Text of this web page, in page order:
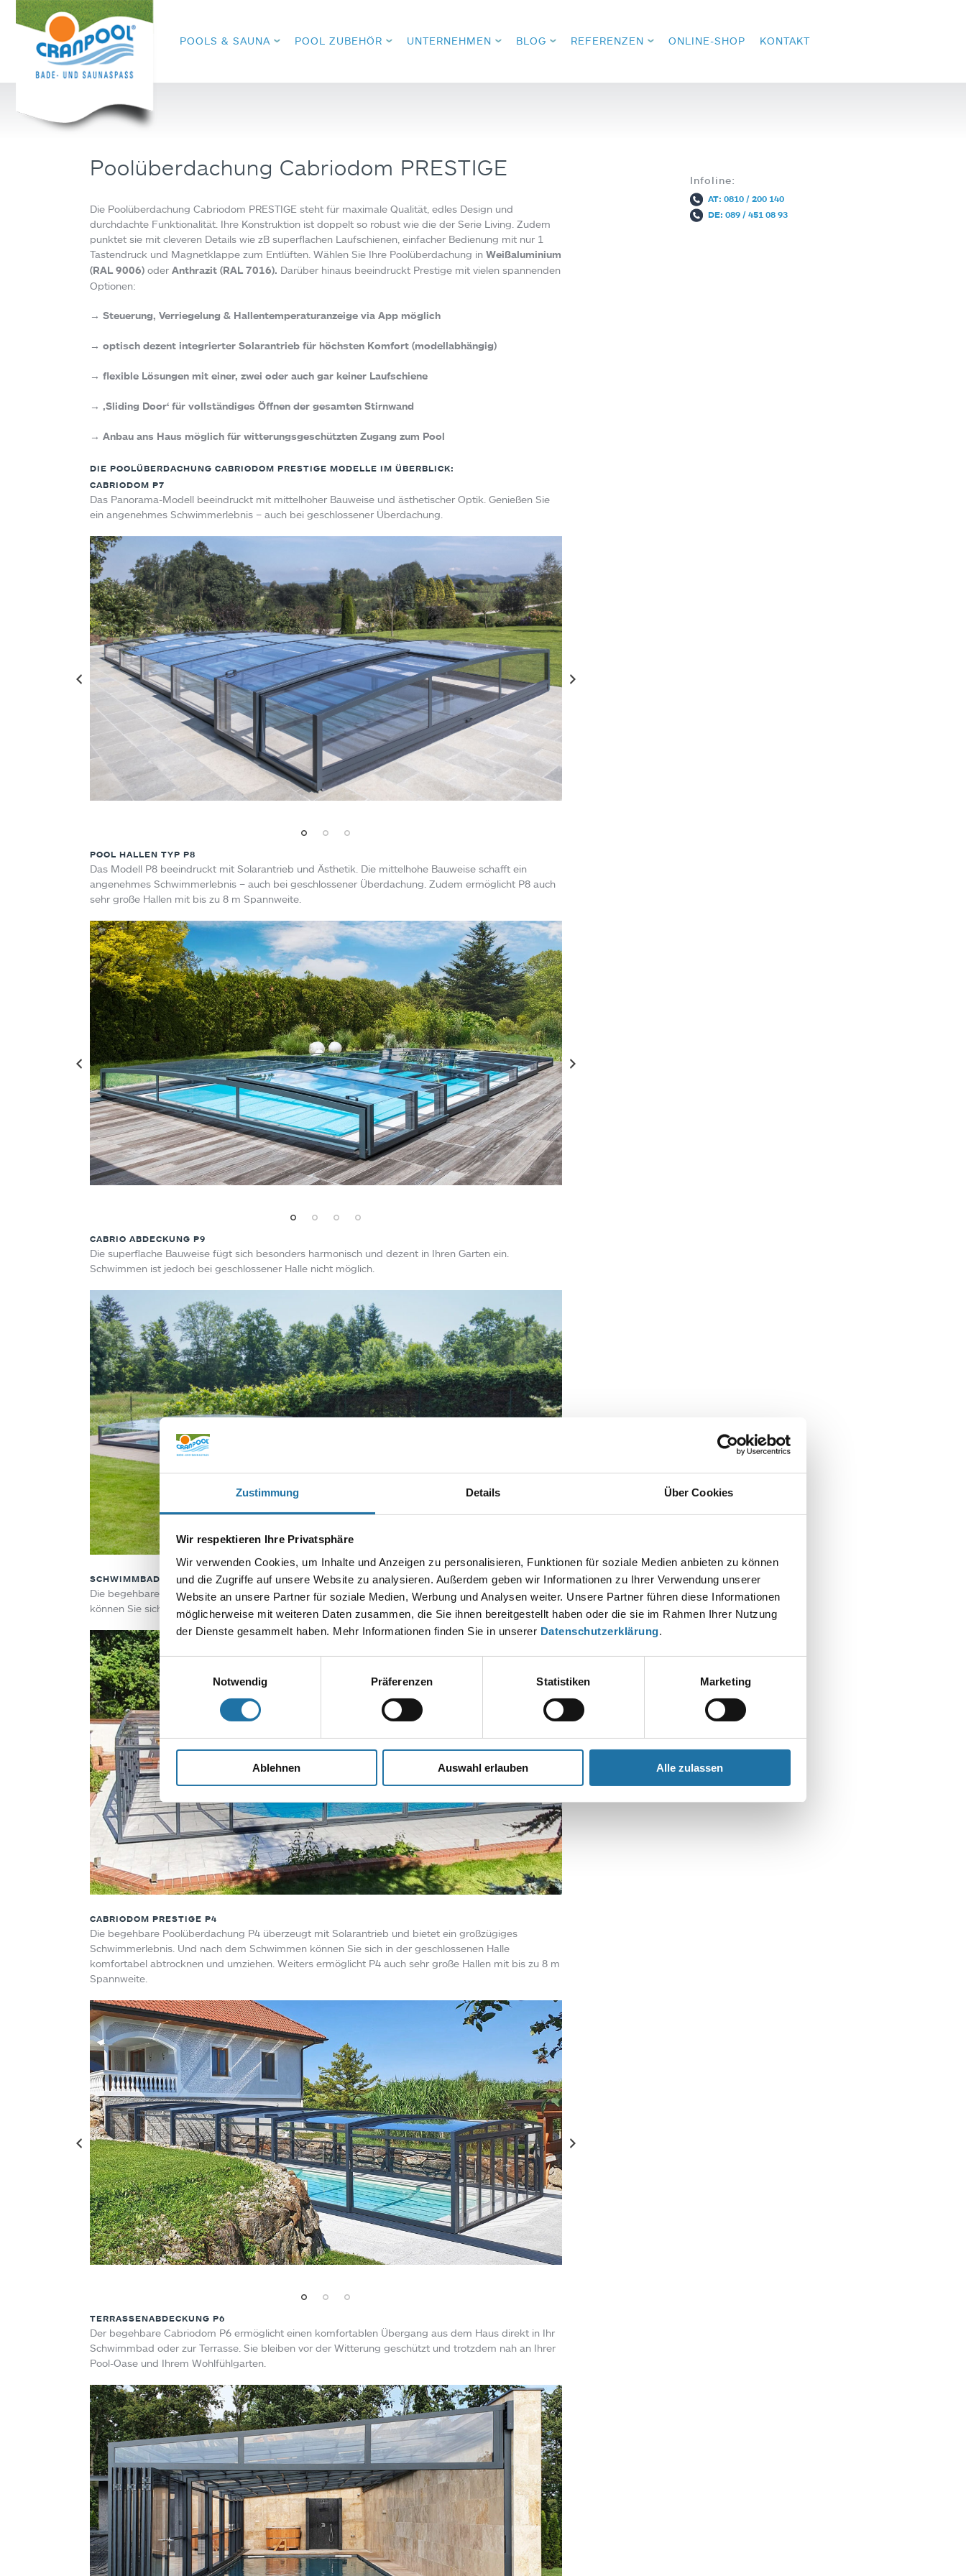
Zustimmung Details Über Cookies
Wir respektieren Ihre Privatsphäre
Wir verwenden Cookies, um Inhalte und Anzeigen zu personalisieren, Funktionen für soziale Medien anbieten zu können
und die Zugriffe auf unsere Website zu analysieren. Außerdem geben wir Informationen zu Ihrer Verwendung unserer
Website an unsere Partner für soziale Medien, Werbung und Analysen weiter. Unsere Partner führen diese Informationen
möglicherweise mit weiteren Daten zusammen, die Sie ihnen bereitgestellt haben oder die sie im Rahmen Ihrer Nutzung
der Dienste gesammelt haben. Mehr Informationen finden Sie in unserer Datenschutzerklärung.
Einwilligungsauswahl
Notwendig
Präferenzen Statistiken Marketing
Ablehnen Auswahl erlauben Alle zulassen
POOLS & SAUNA POOL ZUBEHÖR UNTERNEHMEN BLOG REFERENZEN ONLINE-SHOP KONTAKT
Poolüberdachung Cabriodom PRESTIGE
Die Poolüberdachung Cabriodom PRESTIGE steht für maximale Qualität, edles Design und
durchdachte Funktionalität. Ihre Konstruktion ist doppelt so robust wie die der Serie Living. Zudem
punktet sie mit cleveren Details wie zB superflachen Laufschienen, einfacher Bedienung mit nur 1
Tastendruck und Magnetklappe zum Entlüften. Wählen Sie Ihre Poolüberdachung in Weißaluminium
(RAL 9006)oder Anthrazit (RAL 7016). Darüber hinaus beeindruckt Prestige mit vielen spannenden
Optionen:
→ Steuerung, Verriegelung & Hallentemperaturanzeige via App möglich
→ optisch dezent integrierter Solarantrieb für höchsten Komfort (modellabhängig)
→ flexible Lösungen mit einer, zwei oder auch gar keiner Laufschiene
→ ‚Sliding Door‘ für vollständiges Öffnen der gesamten Stirnwand
→ Anbau ans Haus möglich für witterungsgeschützten Zugang zum Pool
DIE POOLÜBERDACHUNG CABRIODOM PRESTIGE MODELLE IM ÜBERBLICK:
CABRIODOM P7
Das Panorama-Modell beeindruckt mit mittelhoher Bauweise und ästhetischer Optik. Genießen Sie
ein angenehmes Schwimmerlebnis – auch bei geschlossener Überdachung.
POOL HALLEN TYP P8
Das Modell P8 beeindruckt mit Solarantrieb und Ästhetik. Die mittelhohe Bauweise schafft ein
angenehmes Schwimmerlebnis – auch bei geschlossener Überdachung. Zudem ermöglicht P8 auch
sehr große Hallen mit bis zu 8 m Spannweite.
CABRIO ABDECKUNG P9
Die superflache Bauweise fügt sich besonders harmonisch und dezent in Ihren Garten ein.
Schwimmen ist jedoch bei geschlossener Halle nicht möglich.
SCHWIMMBADHALLE P3
Die begehbare Hallenform bietet ein großzügiges Schwimmerlebnis. Und nach dem Schwimmen
können Sie sich in der geschlossenen Halle komfortabel abtrocknen und umziehen.
CABRIODOM PRESTIGE P4
Die begehbare Poolüberdachung P4 überzeugt mit Solarantrieb und bietet ein großzügiges
Schwimmerlebnis. Und nach dem Schwimmen können Sie sich in der geschlossenen Halle
komfortabel abtrocknen und umziehen. Weiters ermöglicht P4 auch sehr große Hallen mit bis zu 8 m
Spannweite.
TERRASSENABDECKUNG P6
Der begehbare Cabriodom P6 ermöglicht einen komfortablen Übergang aus dem Haus direkt in Ihr
Schwimmbad oder zur Terrasse. Sie bleiben vor der Witterung geschützt und trotzdem nah an Ihrer
Pool-Oase und Ihrem Wohlfühlgarten.
Infoline:
AT: 0810 / 200 140
DE: 089 / 451 08 93